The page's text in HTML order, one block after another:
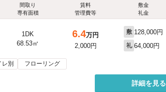
間取り
専有面積
賃料
管理費等
敷金
礼金
1DK
68.53㎡
6.4万円
2,000円
敷 128,000円
礼 64,000円
別 フローリング
詳細を見る